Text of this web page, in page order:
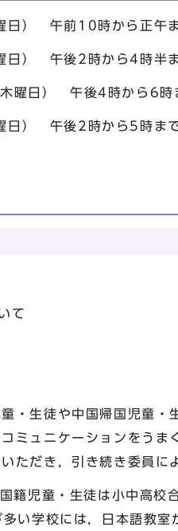
） 午前10時から正午
） 午後2時から4時半
日） 午後4時から6時
） 午後2時から5時ま
て
・生徒や中国帰国児童・
ミュニケーションをうま
ただき，引き続き委員に
児童・生徒は小中高校
い学校には，日本語教